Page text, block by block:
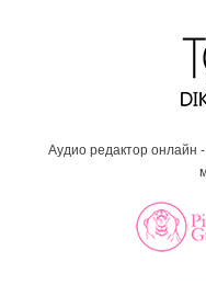
Аудио редактор онлайн